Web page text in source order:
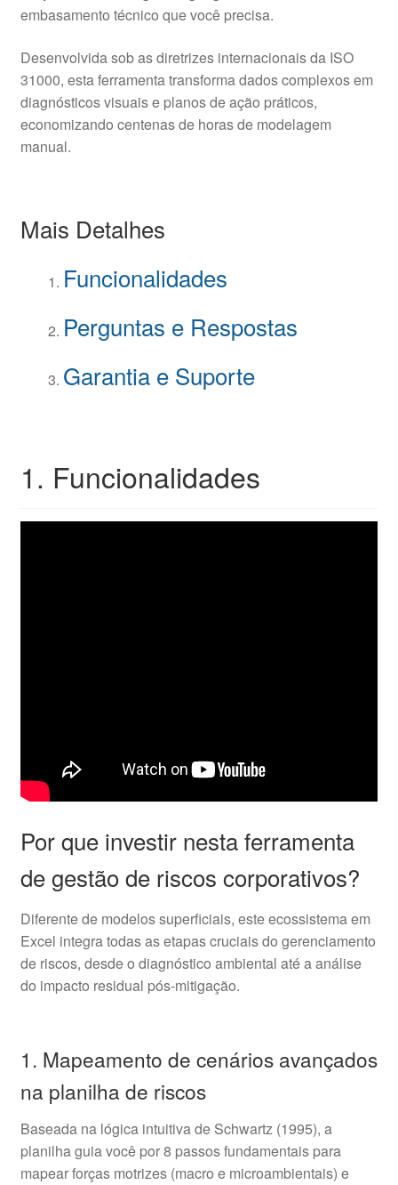
embasamento técnico que você precisa.
Desenvolvida sob as diretrizes internacionais da ISO
31000, esta ferramenta transforma dados complexos em
diagnósticos visuais e planos de ação práticos,
economizando centenas de horas de modelagem
manual.
Mais Detalhes
Funcionalidades
Perguntas e Respostas
Garantia e Suporte
1. Funcionalidades
Por que investir nesta ferramenta
de gestão de riscos corporativos?
Diferente de modelos superficiais, este ecossistema em
Excel integra todas as etapas cruciais do gerenciamento
de riscos, desde o diagnóstico ambiental até a análise
do impacto residual pós-mitigação.
1. Mapeamento de cenários avançados
na planilha de riscos
Baseada na lógica intuitiva de Schwartz (1995), a
planilha guia você por 8 passos fundamentais para
mapear forças motrizes (macro e microambientais) e